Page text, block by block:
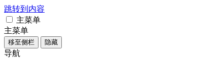
跳转到内容
主菜单
主菜单
移至侧栏 隐藏
导航